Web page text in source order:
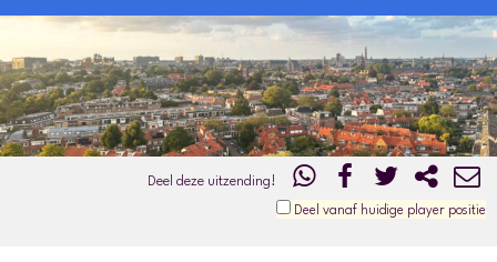
Deel deze uitzending!
Deel vanaf huidige player positie